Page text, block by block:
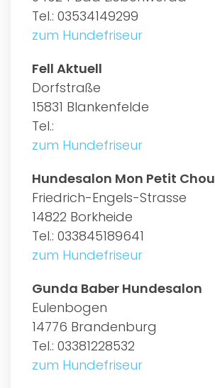
Tel.: 03534149299
zum Hundefriseur
Fell Aktuell
Dorfstraße
15831 Blankenfelde
Tel.:
zum Hundefriseur
Hundesalon Mon Petit Chou
Friedrich-Engels-Strasse
14822 Borkheide
Tel.: 033845189641
zum Hundefriseur
Gunda Baber Hundesalon
Eulenbogen
14776 Brandenburg
Tel.: 03381228532
zum Hundefriseur